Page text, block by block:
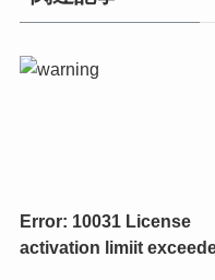
Error: 10031 License
activation limiit